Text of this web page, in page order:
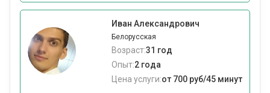
Иван Александрович
Белорусская
Возраст:31 год
Опыт:2 года
Цена услуги:от 700 руб/45 минут